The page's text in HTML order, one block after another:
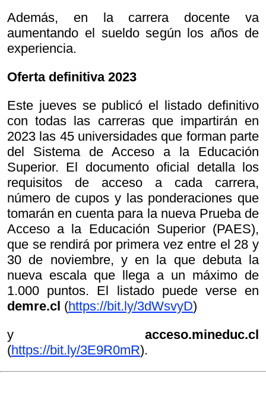
Además, en la carrera docente va
aumentando el sueldo según los años de
experiencia.
Oferta definitiva 2023
Este jueves se publicó el listado definitivo
con todas las carreras que impartirán en
2023 las 45 universidades que forman parte
del Sistema de Acceso a la Educación
Superior. El documento oficial detalla los
requisitos de acceso a cada carrera,
número de cupos y las ponderaciones que
tomarán en cuenta para la nueva Prueba de
Acceso a la Educación Superior (PAES),
que se rendirá por primera vez entre el 28 y
30 de noviembre, y en la que debuta la
nueva escala que llega a un máximo de
1.000 puntos. El listado puede verse en
demre.cl (https://bit.ly/3dWsvyD)
y acceso.mineduc.cl
(https://bit.ly/3E9R0mR).